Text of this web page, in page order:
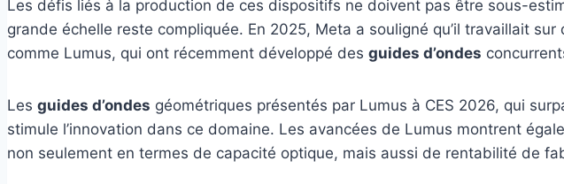
Les défis liés à la production de ces dispositifs ne doivent pas être sous-
grande échelle reste compliquée. En 2025, Meta a souligné qu’il travaillait
comme Lumus, qui ont récemment développé des guides d’ondes
Les guides d’ondes géométriques présentés par Lumus à CES 2026, qui
stimule l’innovation dans ce domaine. Les avancées de Lumus montrent
non seulement en termes de capacité optique, mais aussi de rentabilité de